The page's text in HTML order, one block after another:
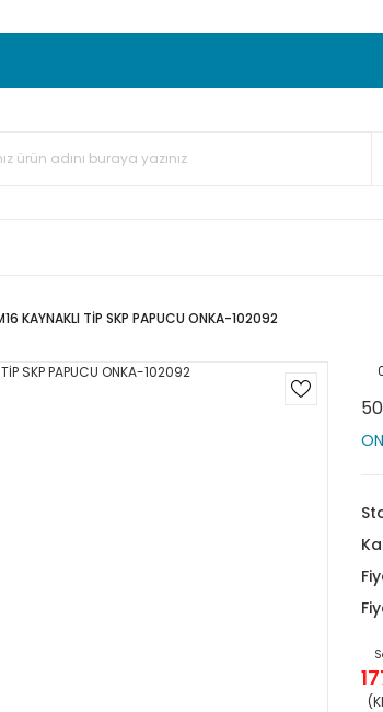
TC Standart Bayonet J Tip Termokupul
TC Standart
KAYNAKLI TİP SKP PAPUCU ONKA-102092